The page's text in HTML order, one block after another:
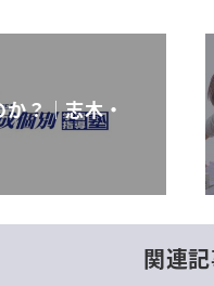
？｜志木・
関連